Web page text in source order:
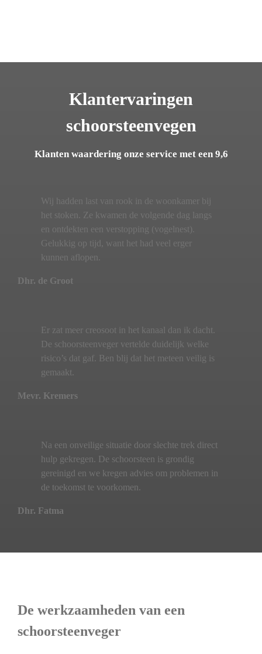
Klantervaringen
schoorsteenvegen
Klanten waardering onze service met een 9,6
Wij hadden last van rook in de woonkamer bij
het stoken. Ze kwamen de volgende dag langs
en ontdekten een verstopping (vogelnest).
Gelukkig op tijd, want het had veel erger
kunnen aflopen.
Dhr. de Groot
Er zat meer creosoot in het kanaal dan ik dacht.
De schoorsteenveger vertelde duidelijk welke
risico’s dat gaf. Ben blij dat het meteen veilig is
gemaakt.
Mevr. Kremers
Na een onveilige situatie door slechte trek direct
hulp gekregen. De schoorsteen is grondig
gereinigd en we kregen advies om problemen in
de toekomst te voorkomen.
Dhr. Fatma
De werkzaamheden van een
schoorsteenveger